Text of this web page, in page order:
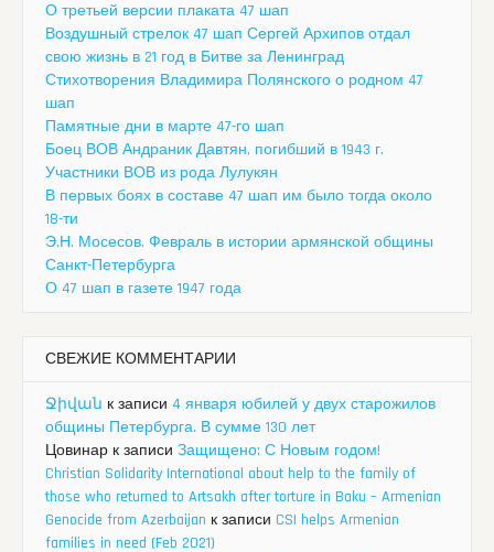
О третьей версии плаката 47 шап
Воздушный стрелок 47 шап Сергей Архипов отдал
свою жизнь в 21 год в Битве за Ленинград
Стихотворения Владимира Полянского о родном 47
шап
Памятные дни в марте 47-го шап
Боец ВОВ Андраник Давтян, погибший в 1943 г.
Участники ВОВ из рода Лулукян
В первых боях в составе 47 шап им было тогда около
18-ти
Э.Н. Мосесов. Февраль в истории армянской общины
Санкт-Петербурга
О 47 шап в газете 1947 года
СВЕЖИЕ КОММЕНТАРИИ
Ջիվան к записи 4 января юбилей у двух старожилов
общины Петербурга. В сумме 130 лет
Цовинар к записи Защищено: С Новым годом!
Christian Solidarity International about help to the family of
those who returned to Artsakh after torture in Baku – Armenian
Genocide from Azerbaijan к записи CSI helps Armenian
families in need (Feb 2021)